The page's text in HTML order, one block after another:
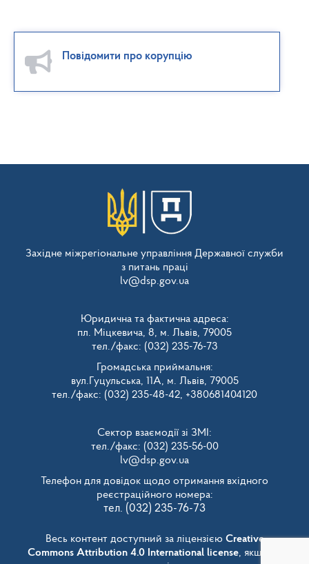
Повідомити про корупцію
Західне міжрегіональне управління Державної служби
з питань праці
lv@dsp.gov.ua
Юридична та фактична адреса:
пл. Міцкевича, 8, м. Львів, 79005
тел./факс: (032) 235-76-73
Громадська приймальня:
вул.Гуцульська, 11А, м. Львів, 79005
тел./факс: (032) 235-48-42, +380681404120
Сектор взаємодії зі ЗМІ:
тел./факс: (032) 235-56-00
lv@dsp.gov.ua
Телефон для довідок щодо отримання вхідного
реєстраційного номера:
тел. (032) 235-76-73
Весь контент доступний за ліцензією Creative
Commons Attribution 4.0 International license, якщо не